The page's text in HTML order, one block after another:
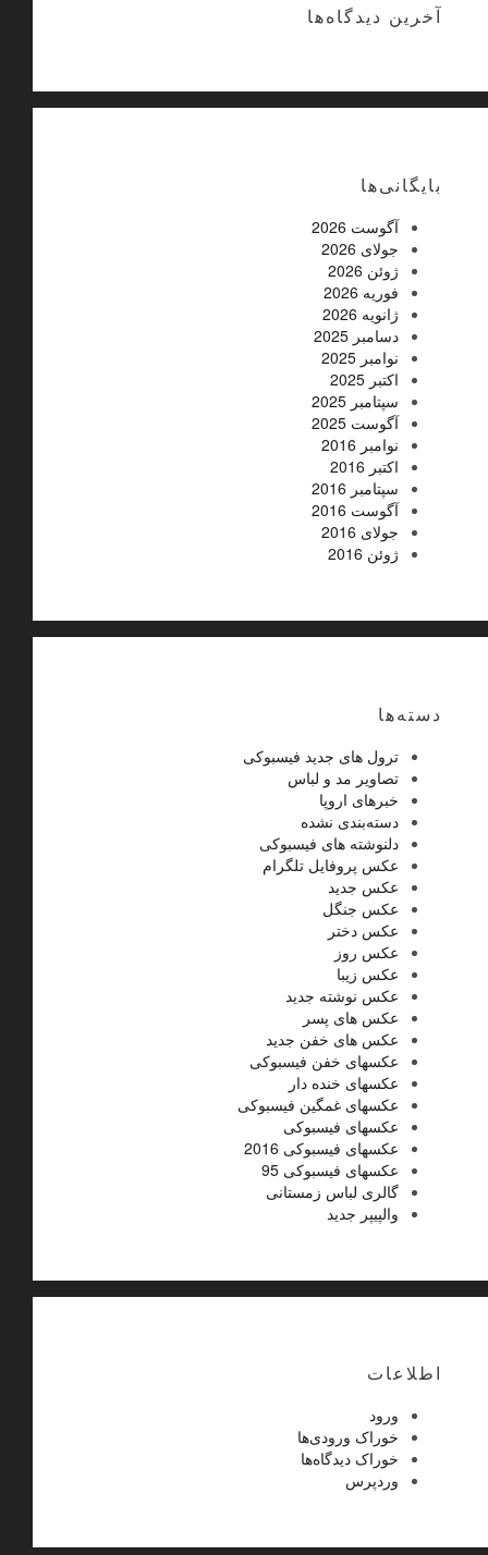
آخرین دیدگاه‌ها
بایگانی‌ها
آگوست 2026
جولای 2026
ژوئن 2026
فوریه 2026
ژانویه 2026
دسامبر 2025
نوامبر 2025
اکتبر 2025
سپتامبر 2025
آگوست 2025
نوامبر 2016
اکتبر 2016
سپتامبر 2016
آگوست 2016
جولای 2016
ژوئن 2016
دسته‌ها
ترول های جدید فیسبوکی
تصاویر مد و لباس
خبرهای اروپا
دسته‌بندی نشده
دلنوشته های فیسبوکی
عکس پروفایل تلگرام
عکس جدید
عکس جنگل
عکس دختر
عکس روز
عکس زیبا
عکس نوشته جدید
عکس های پسر
عکس های خفن جدید
عکسهای خفن فیسبوکی
عکسهای خنده دار
عکسهای غمگین فیسبوکی
عکسهای فیسبوکی
عکسهای فیسبوکی 2016
عکسهای فیسبوکی 95
گالری لباس زمستانی
والپیپر جدید
اطلاعات
ورود
خوراک ورودی‌ها
خوراک دیدگاه‌ها
وردپرس